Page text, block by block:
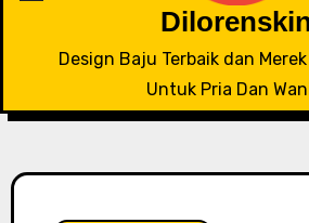
Design Baju Terbaik dan
Untuk Pria Dan